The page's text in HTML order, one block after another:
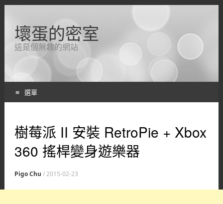
壞蛋的密室
這是個無趣的網站
選單
樹莓派 II 安裝 RetroPie + Xbox
360 搖桿變身遊樂器
Pigo Chu /2015-02-23